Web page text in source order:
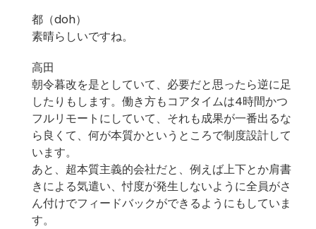
都（doh）
素晴らしいですね。
高田
朝令暮改を是としていて、必要だと思ったら逆に足
したりもします。働き方もコアタイムは4時間かつ
フルリモートにしていて、それも成果が一番出るな
ら良くて、何が本質かというところで制度設計して
います。
あと、超本質主義的会社だと、例えば上下とか肩書
きによる気遣い、忖度が発生しないように全員がさ
ん付けでフィードバックができるようにもしていま
す。